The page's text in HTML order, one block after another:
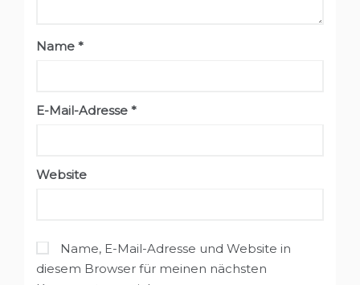
Name *
E-Mail-Adresse *
Website
Name, E-Mail-Adresse und Website in
diesem Browser für meinen nächsten